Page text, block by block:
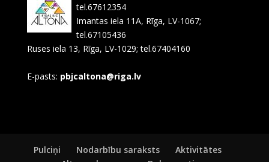
tel.67612354
Imantas iela 11A, Rīga, LV-1067;
tel.67105436
Ruses iela 13, Rīga, LV-1029; tel.67404160
E-pasts: pbjcaltona@riga.lv
Pulciņi Nodarbību saraksts
Aktivitātes